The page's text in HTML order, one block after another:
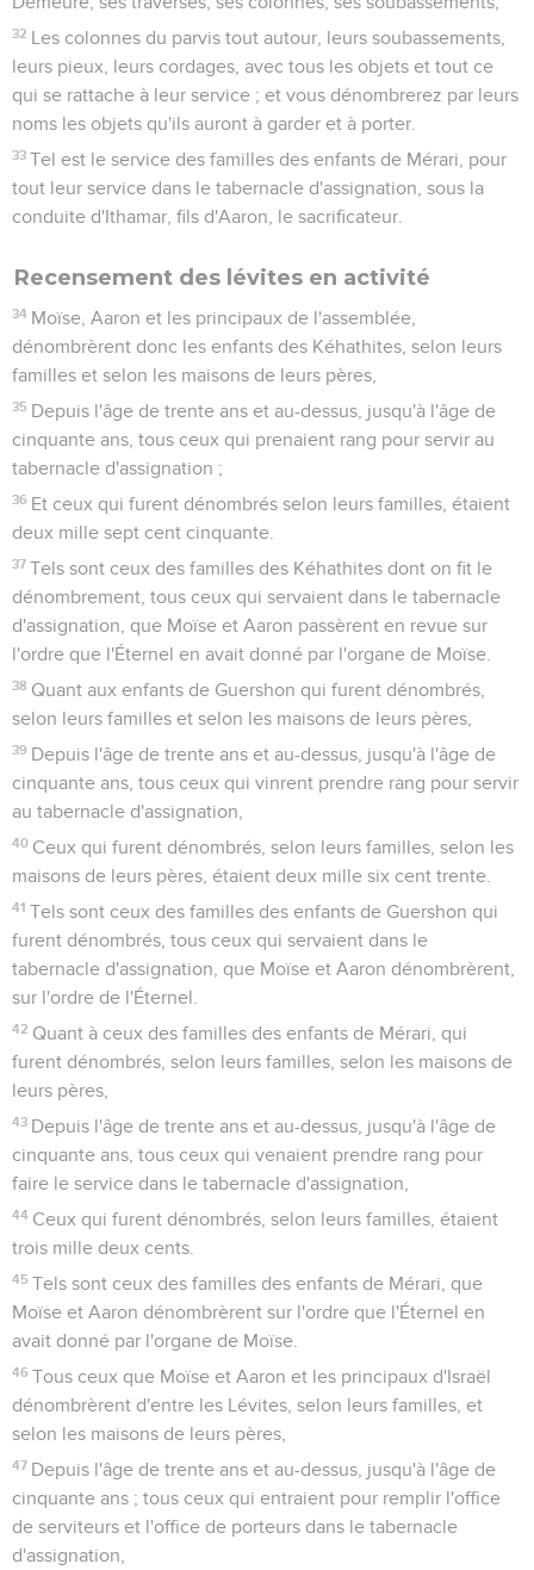
32 Les colonnes du parvis tout autour, leurs soubassements,
leurs pieux, leurs cordages, avec tous les objets et tout ce
qui se rattache à leur service ; et vous dénombrerez par leurs
noms les objets qu'ils auront à garder et à porter.
33 Tel est le service des familles des enfants de Mérari, pour
tout leur service dans le tabernacle d'assignation, sous la
conduite d'Ithamar, fils d'Aaron, le sacrificateur.
Recensement des lévites en activité
34 Moïse, Aaron et les principaux de l'assemblée,
dénombrèrent donc les enfants des Kéhathites, selon leurs
familles et selon les maisons de leurs pères,
35 Depuis l'âge de trente ans et au-dessus, jusqu'à l'âge de
cinquante ans, tous ceux qui prenaient rang pour servir au
tabernacle d'assignation ;
36 Et ceux qui furent dénombrés selon leurs familles, étaient
deux mille sept cent cinquante.
37 Tels sont ceux des familles des Kéhathites dont on fit le
dénombrement, tous ceux qui servaient dans le tabernacle
d'assignation, que Moïse et Aaron passèrent en revue sur
l'ordre que l'Éternel en avait donné par l'organe de Moïse.
38 Quant aux enfants de Guershon qui furent dénombrés,
selon leurs familles et selon les maisons de leurs pères,
39 Depuis l'âge de trente ans et au-dessus, jusqu'à l'âge de
cinquante ans, tous ceux qui vinrent prendre rang pour servir
au tabernacle d'assignation,
40 Ceux qui furent dénombrés, selon leurs familles, selon les
maisons de leurs pères, étaient deux mille six cent trente.
41 Tels sont ceux des familles des enfants de Guershon qui
furent dénombrés, tous ceux qui servaient dans le
tabernacle d'assignation, que Moïse et Aaron dénombrèrent,
sur l'ordre de l'Éternel.
42 Quant à ceux des familles des enfants de Mérari, qui
furent dénombrés, selon leurs familles, selon les maisons de
leurs pères,
43 Depuis l'âge de trente ans et au-dessus, jusqu'à l'âge de
cinquante ans, tous ceux qui venaient prendre rang pour
faire le service dans le tabernacle d'assignation,
44 Ceux qui furent dénombrés, selon leurs familles, étaient
trois mille deux cents.
45 Tels sont ceux des familles des enfants de Mérari, que
Moïse et Aaron dénombrèrent sur l'ordre que l'Éternel en
avait donné par l'organe de Moïse.
46 Tous ceux que Moïse et Aaron et les principaux d'Israël
dénombrèrent d'entre les Lévites, selon leurs familles, et
selon les maisons de leurs pères,
47 Depuis l'âge de trente ans et au-dessus, jusqu'à l'âge de
cinquante ans ; tous ceux qui entraient pour remplir l'office
de serviteurs et l'office de porteurs dans le tabernacle
d'assignation,